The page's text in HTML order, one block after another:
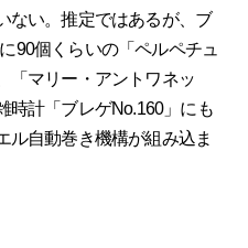
ない。推定ではあるが、ブ
90個くらいの「ペルペチュ
「マリー・アントワネッ
時計「ブレゲNo.160」にも
ル自動巻き機構が組み込ま